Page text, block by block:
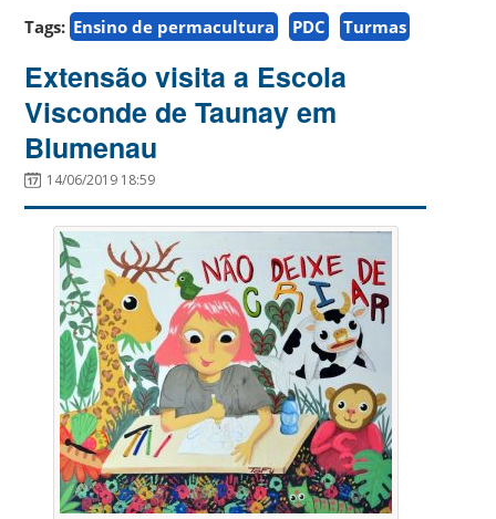
Tags: Ensino de permacultura PDC Turmas
Extensão visita a Escola
Visconde de Taunay em
Blumenau
14/06/2019 18:59